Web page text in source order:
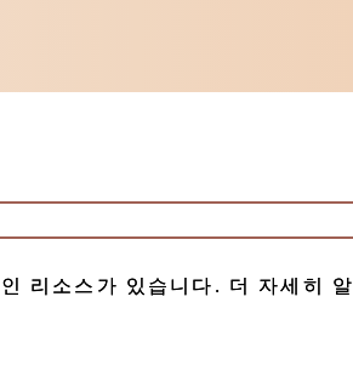
리소스가 있습니다. 더 자세히 알